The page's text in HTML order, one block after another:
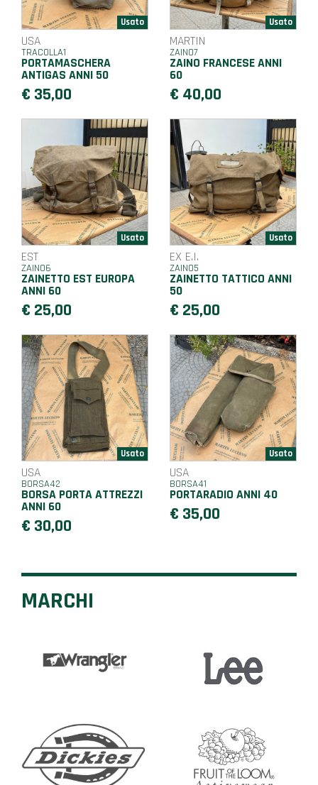
USA
TRACOLLA1
PORTAMASCHERA
ANTIGAS ANNI 50
€ 35,00
MARTIN
ZAINO7
ZAINO FRANCESE ANNI
60
€ 40,00
EST
ZAINO6
ZAINETTO EST EUROPA
ANNI 60
€ 25,00
EX E.I.
ZAINO5
ZAINETTO TATTICO ANNI
50
€ 25,00
USA
BORSA42
BORSA PORTA ATTREZZI
ANNI 60
€ 30,00
USA
BORSA41
PORTARADIO ANNI 40
€ 35,00
MARCHI